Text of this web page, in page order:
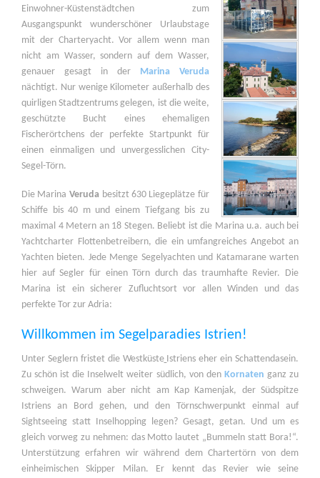
Einwohner-Küstenstädtchen zum
Ausgangspunkt wunderschöner Urlaubstage
mit der Charteryacht. Vor allem wenn man
nicht am Wasser, sondern auf dem Wasser,
genauer gesagt in der Marina Veruda
nächtigt. Nur wenige Kilometer außerhalb des
quirligen Stadtzentrums gelegen, ist die weite,
geschützte Bucht eines ehemaligen
Fischerörtchens der perfekte Startpunkt für
einen einmaligen und unvergesslichen City-
Segel-Törn.
Die Marina Veruda besitzt 630 Liegeplätze für
Schiffe bis 40 m und einem Tiefgang bis zu
maximal 4 Metern an 18 Stegen. Beliebt ist die Marina u.a. auch bei
Yachtcharter Flottenbetreibern, die ein umfangreiches Angebot an
Yachten bieten. Jede Menge Segelyachten und Katamarane warten
hier auf Segler für einen Törn durch das traumhafte Revier. Die
Marina ist ein sicherer Zufluchtsort vor allen Winden und das
perfekte Tor zur Adria:
Willkommen im Segelparadies Istrien!
Unter Seglern fristet die Westküste Istriens eher ein Schattendasein.
Zu schön ist die Inselwelt weiter südlich, von den Kornaten ganz zu
schweigen. Warum aber nicht am Kap Kamenjak, der Südspitze
Istriens an Bord gehen, und den Törnschwerpunkt einmal auf
Sightseeing statt Inselhopping legen? Gesagt, getan. Und um es
gleich vorweg zu nehmen: das Motto lautet „Bummeln statt Bora!“.
Unterstützung erfahren wir während dem Chartertörn von dem
einheimischen Skipper Milan. Er kennt das Revier wie seine